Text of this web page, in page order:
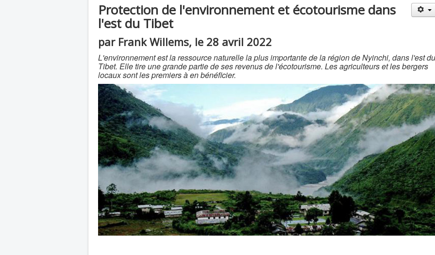
Protection de l'environnement et écotourisme dans
l'est du Tibet
par Frank Willems, le 28 avril 2022
L'environnement est la ressource naturelle la plus importante de la région de Nyinchi, dans l'est du
Tibet. Elle tire une grande partie de ses revenus de l'écotourisme. Les agriculteurs et les bergers
locaux sont les premiers à en bénéficier.